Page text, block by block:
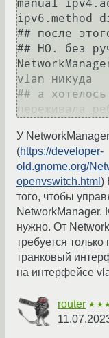
manual
ipv6.method
## после
## НО. без
vlan никуда
## а
У
(https://developer-
old.gnome.org/
openvswitch.html )
того, чтобы
NetworkManager.
нужно. От
требуется
транковый
на интерфейсе
router